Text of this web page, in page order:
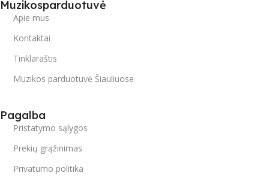
Muzikosparduotuvė
Apie mus
Kontaktai
Tinklaraštis
Muzikos parduotuvė Šiauliuose
Pagalba
Pristatymo sąlygos
Prekių grąžinimas
Privatumo politika